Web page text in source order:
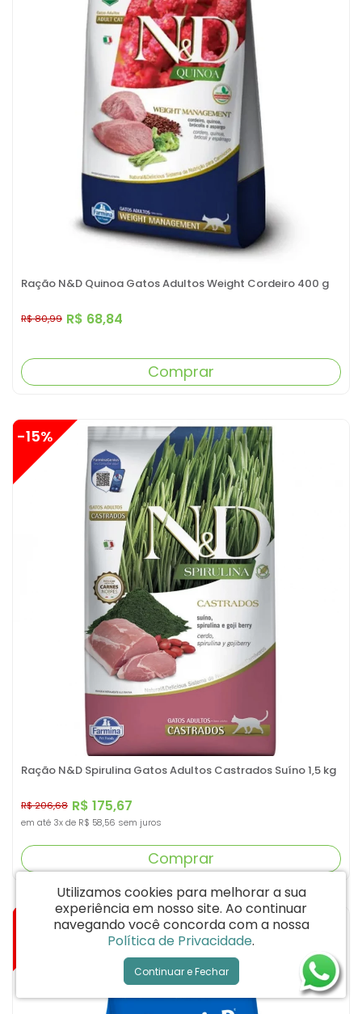
Ração N&D Quinoa Gatos Adultos Weight Cordeiro 400 g
R$ 68,84
R$ 80,99
Comprar
Ração N&D Spirulina Gatos Adultos Castrados Suíno 1,5 kg
R$ 175,67
R$ 206,68
-15%
em até 3x de R$ 58,56 sem juros
Comprar
Utilizamos cookies para melhorar a sua
experiência em nosso site. Ao continuar
navegando você concorda com a nossa
Política de Privacidade.
Continuar e Fechar